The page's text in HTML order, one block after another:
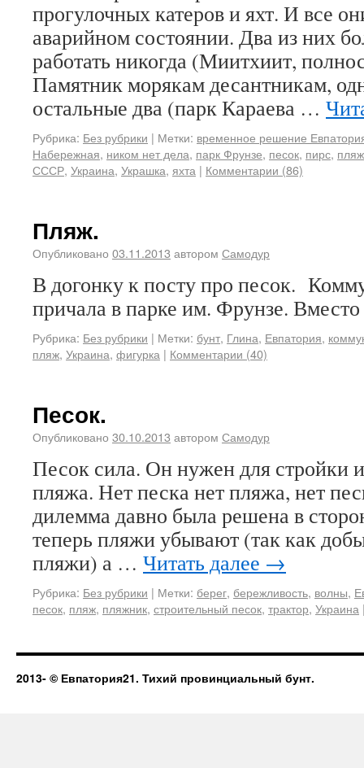
прогулочных катеров и яхт. И все
аварийном состоянии. Два из них
работать никогда (Миитхиит,
Памятник морякам десантникам,
остальные два (парк Караева …
Рубрика: Без рубрики | Метки: временное решение
Набережная, ником нет дела, парк Фрунзе, песок, пирс, пляж
СССР, Украина, Украшка, яхта | Комментарии (86)
Пляж.
Опубликовано 03.11.2013 автором Самодур
В догонку к посту про песок.
причала в парке им. Фрунзе.
Рубрика: Без рубрики | Метки: бунт, Глина, Евпатория,
пляж, Украина, фигурка | Комментарии (40)
Песок.
Опубликовано 30.10.2013 автором Самодур
Песок сила. Он нужен для стройки
пляжа. Нет песка нет пляжа, нет
дилемма давно была решена в
теперь пляжи убывают (так как
пляжи) а … Читать далее →
Рубрика: Без рубрики | Метки: берег, бережливость, волны,
песок, пляж, пляжник, строительный песок, трактор, Украина
2013- © Евпатория21. Тихий провинциальный бунт.